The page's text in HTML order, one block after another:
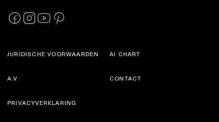
JURIDISCHE VOORWAARDEN
A.V.
AI CHART
CONTACT
PRIVACYVERKLARING